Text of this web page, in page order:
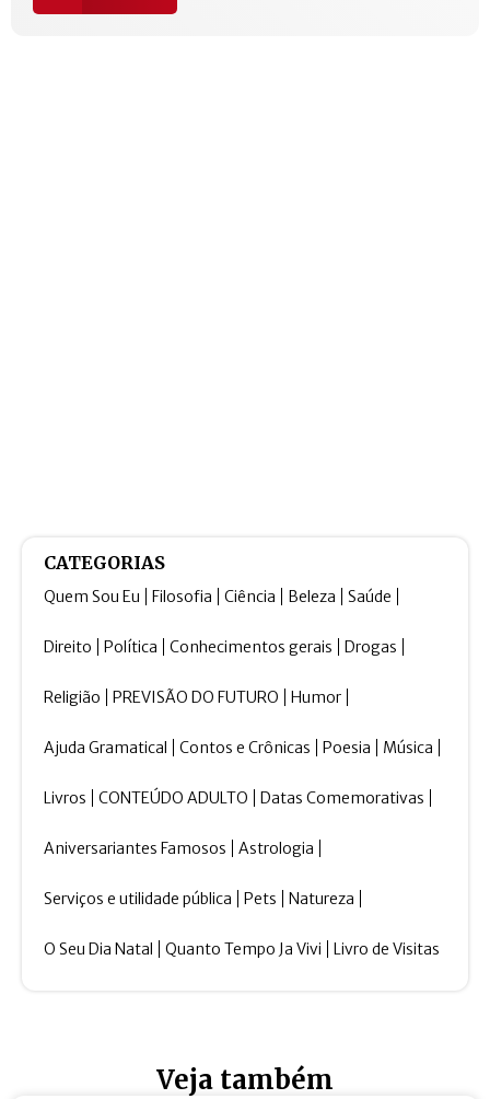
CATEGORIAS
Quem Sou Eu Filosofia Ciência Beleza Saúde
Direito Política Conhecimentos gerais Drogas
Religião PREVISÃO DO FUTURO Humor
Ajuda Gramatical Contos e Crônicas Poesia Música
Livros CONTEÚDO ADULTO Datas Comemorativas
Aniversariantes Famosos Astrologia
Serviços e utilidade pública Pets Natureza
O Seu Dia Natal Quanto Tempo Ja Vivi Livro de Visitas
Veja também